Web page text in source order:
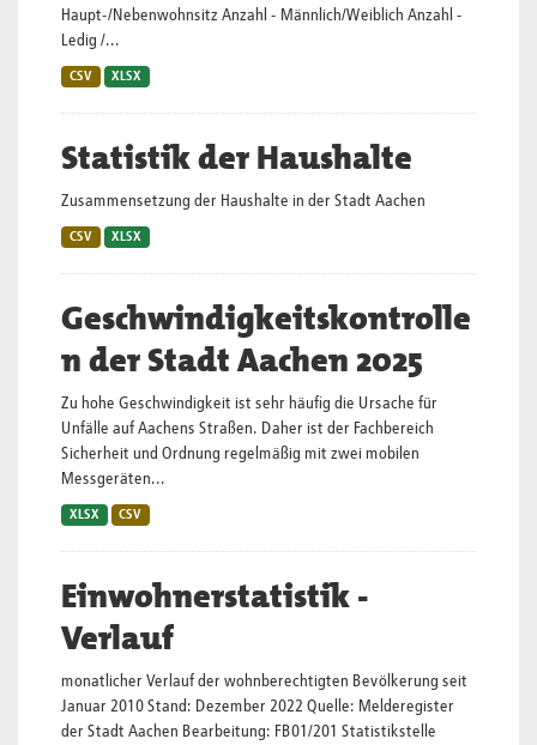
Haupt-/Nebenwohnsitz Anzahl - Männlich/Weiblich Anzahl -
Ledig /...
CSV XLSX
Statistik der Haushalte
Zusammensetzung der Haushalte in der Stadt Aachen
CSV XLSX
Geschwindigkeitskontrolle
n der Stadt Aachen 2025
Zu hohe Geschwindigkeit ist sehr häufig die Ursache für
Unfälle auf Aachens Straßen. Daher ist der Fachbereich
Sicherheit und Ordnung regelmäßig mit zwei mobilen
Messgeräten...
XLSX CSV
Einwohnerstatistik -
Verlauf
monatlicher Verlauf der wohnberechtigten Bevölkerung seit
Januar 2010 Stand: Dezember 2022 Quelle: Melderegister
der Stadt Aachen Bearbeitung: FB01/201 Statistikstelle